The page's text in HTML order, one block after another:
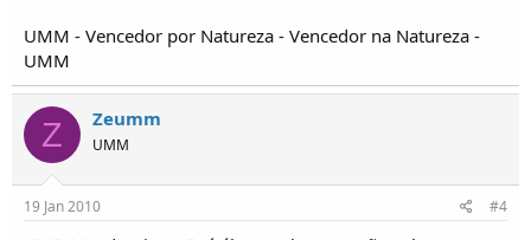
UMM - Vencedor por Natureza - Vencedor na Natureza -
UMM
Z Zeumm
UMM
19 Jan 2010 #4